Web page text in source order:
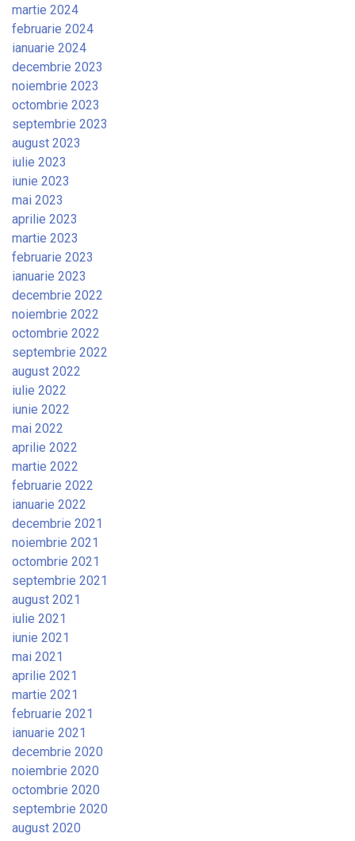
martie 2024
februarie 2024
ianuarie 2024
decembrie 2023
noiembrie 2023
octombrie 2023
septembrie 2023
august 2023
iulie 2023
iunie 2023
mai 2023
aprilie 2023
martie 2023
februarie 2023
ianuarie 2023
decembrie 2022
noiembrie 2022
octombrie 2022
septembrie 2022
august 2022
iulie 2022
iunie 2022
mai 2022
aprilie 2022
martie 2022
februarie 2022
ianuarie 2022
decembrie 2021
noiembrie 2021
octombrie 2021
septembrie 2021
august 2021
iulie 2021
iunie 2021
mai 2021
aprilie 2021
martie 2021
februarie 2021
ianuarie 2021
decembrie 2020
noiembrie 2020
octombrie 2020
septembrie 2020
august 2020